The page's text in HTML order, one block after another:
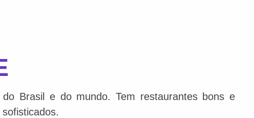
Brasil e do mundo. Tem restaurantes bons e